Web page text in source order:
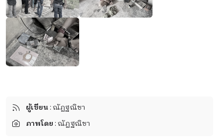
ผู้เขียน: ณัฏฐณิชา
ภาพโดย: ณัฏฐณิชา